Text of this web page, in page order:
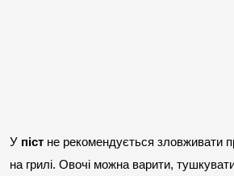
У піст не рекомендується зловживати
на грилі. Овочі можна варити,